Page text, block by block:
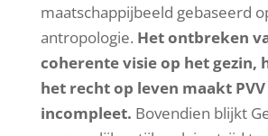
maatschappijbeeld gebaseerd
antropologie. Het ontbreken
coherente visie op het gezin,
het recht op leven maakt
incompleet. Bovendien blijkt